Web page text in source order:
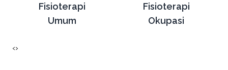
Fisioterapi
Umum
Fisioterapi
Okupasi
‹›